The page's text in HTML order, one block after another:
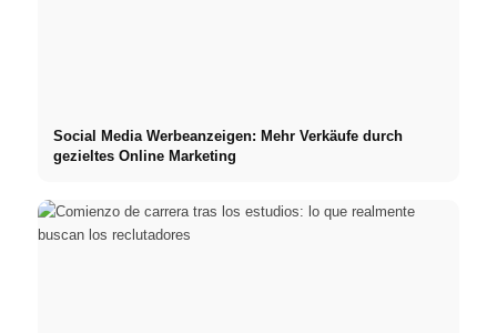
Social Media Werbeanzeigen: Mehr Verkäufe durch
gezieltes Online Marketing